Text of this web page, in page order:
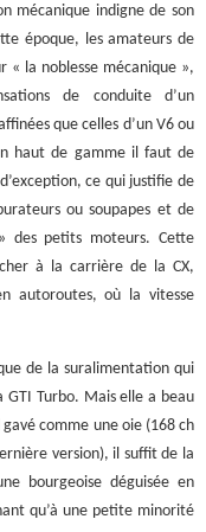
mécanique indigne de son
époque, les amateurs de
« la noblesse mécanique »,
de conduite d’un
que celles d’un V6 ou
haut de gamme il faut de
ce qui justifie de
ou soupapes et de
des petits moteurs. Cette
à la carrière de la CX,
autoroutes, où la vitesse
de la suralimentation qui
GTI Turbo. Mais elle a beau
comme une oie (168 ch
version), il suffit de la
bourgeoise déguisée en
qu’à une petite minorité